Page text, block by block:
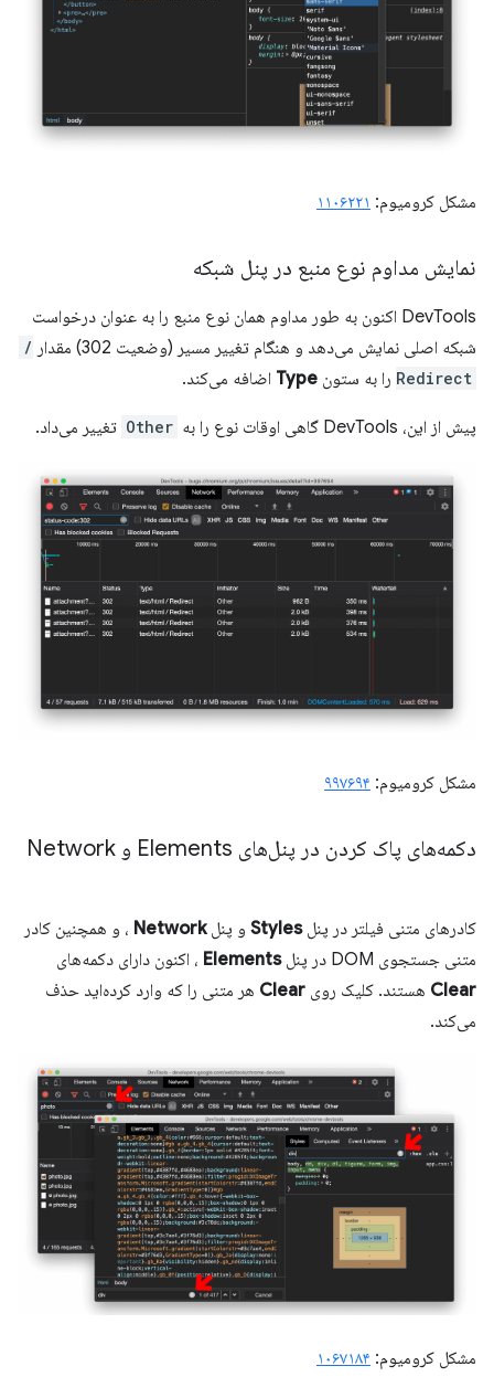
مشکل کرومیوم: ۱۱۰۶۲۲۱
نمایش مداوم نوع منبع در پنل شبکه
DevTools اکنون به طور مداوم همان نوع منبع را به عنوان درخواست
شبکه اصلی نمایش می‌دهد و هنگام تغییر مسیر (وضعیت 302) مقدار
/
Redirect را به ستون Type اضافه می‌کند.
پیش از این، DevTools گاهی اوقات نوع را به Other تغییر می‌داد.
مشکل کرومیوم: ۹۹۷۶۹۴
دکمه‌های پاک کردن در پنل‌های Elements و Network
کادرهای متنی فیلتر در پنلStyles و پنلNetwork ، و همچنین کادر
متنی جستجوی DOM در پنل
Elements ، اکنون دارای دکمه‌های
Clear هستند. کلیک روی Clear هر متنی را که وارد کرده‌اید حذف
می‌کند.
مشکل کرومیوم: ۱۰۶۷۱۸۴